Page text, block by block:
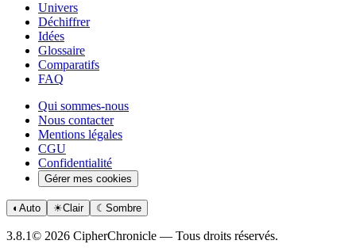
Univers
Déchiffrer
Idées
Glossaire
Comparatifs
FAQ
Qui sommes-nous
Nous contacter
Mentions légales
CGU
Confidentialité
Gérer mes cookies
◐ Auto ☀Clair ☾ Sombre
3.8.1© 2026 CipherChronicle — Tous droits réservés.